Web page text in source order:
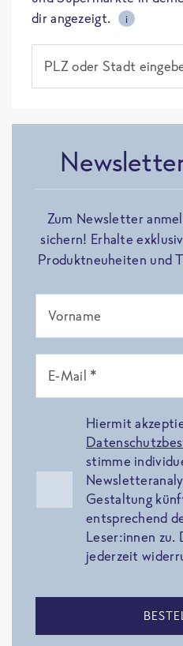
dir angezeigt.
i
PLZ oder Stadt
Zum Newsletter
sichern! Erhalte
Produktneuheiten und
Vorname
E-Mail *
Hiermit
stimme
Gestaltung
entsprechend
Leser:innen zu.
jederzeit